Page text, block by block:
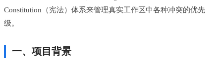
Constitution（宪法）体系来管理真实工作区中各种冲突的优先
级。
一、项目背景